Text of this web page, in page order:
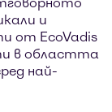
и
от EcoVadis
в областта
най-